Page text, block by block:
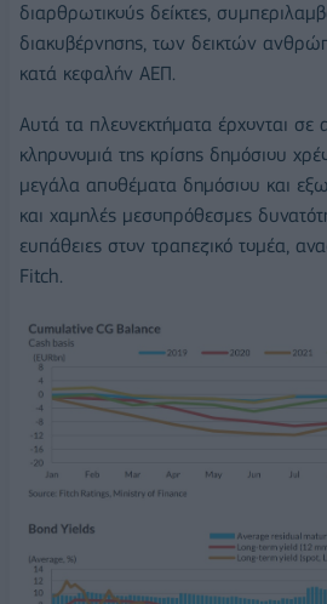
διαρθρωτικούς δείκτες,
διακυβέρνησης, των δεικτών
κατά κεφαλήν ΑΕΠ.
Αυτά τα πλεονεκτήματα έρχονται σε
κληρονομιά της κρίσης δημόσιου
μεγάλα αποθέματα δημόσιου και
και χαμηλές μεσοπρόθεσμες
ευπάθειες στον τραπεζικό τομέα,
Fitch.